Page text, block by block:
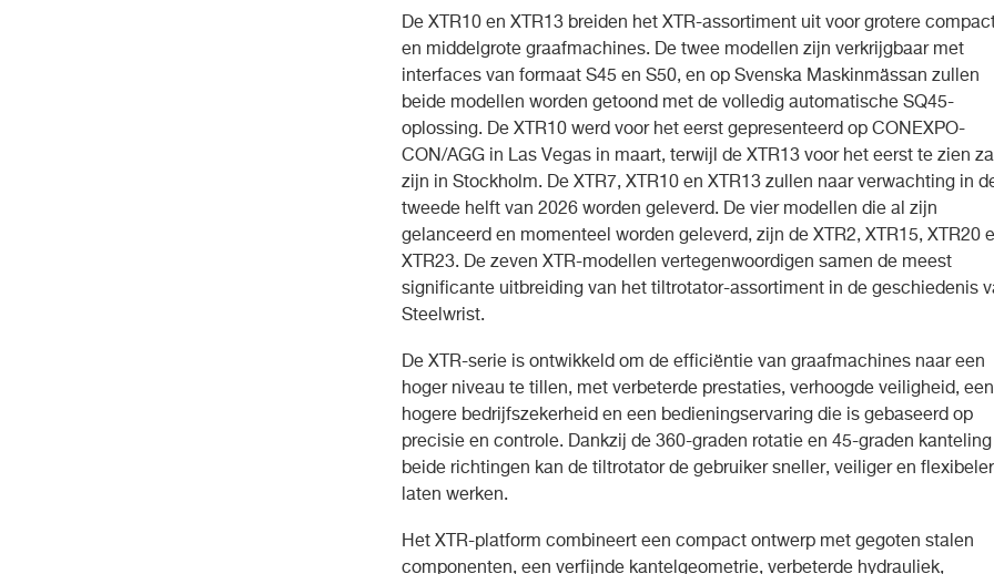
De XTR10 en XTR13 breiden het XTR-assortiment uit voor grotere
en middelgrote graafmachines. De twee modellen zijn verkrijgbaar met
interfaces van formaat S45 en S50, en op Svenska Maskinmässan zullen
beide modellen worden getoond met de volledig automatische SQ45-
oplossing. De XTR10 werd voor het eerst gepresenteerd op CONEXPO-
CON/AGG in Las Vegas in maart, terwijl de XTR13 voor het eerst te zien zal
zijn in Stockholm. De XTR7, XTR10 en XTR13 zullen naar verwachting in
tweede helft van 2026 worden geleverd. De vier modellen die al zijn
gelanceerd en momenteel worden geleverd, zijn de XTR2, XTR15, XTR20
XTR23. De zeven XTR-modellen vertegenwoordigen samen de meest
significante uitbreiding van het tiltrotator-assortiment in de geschiedenis
Steelwrist.
De XTR-serie is ontwikkeld om de efficiëntie van graafmachines naar een
hoger niveau te tillen, met verbeterde prestaties, verhoogde veiligheid, een
hogere bedrijfszekerheid en een bedieningservaring die is gebaseerd op
precisie en controle. Dankzij de 360-graden rotatie en 45-graden kanteling
beide richtingen kan de tiltrotator de gebruiker sneller, veiliger en flexibeler
laten werken.
Het XTR-platform combineert een compact ontwerp met gegoten stalen
componenten, een verfijnde kantelgeometrie, verbeterde hydrauliek,